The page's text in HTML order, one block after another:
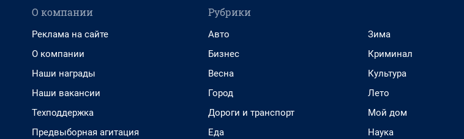
О компании
Реклама на сайте
О компании
Наши награды
Наши вакансии
Техподдержка
Предвыборная агитация
Рубрики
Авто
Бизнес
Весна
Город
Дороги и транспорт
Еда
Зима
Криминал
Культура
Лето
Мой дом
Наука